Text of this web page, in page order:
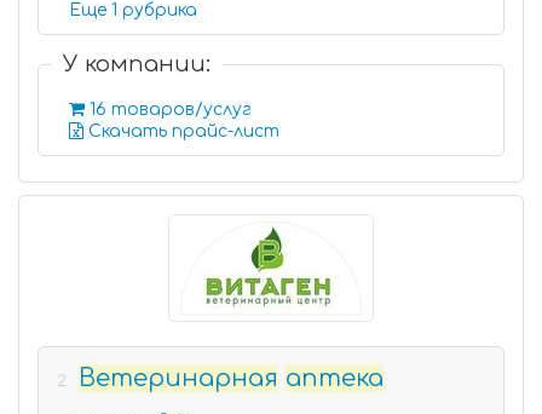
Еще 1 рубрика
У компании:
16 товаров/услуг
Скачать прайс-лист
2 Ветеринарная аптека